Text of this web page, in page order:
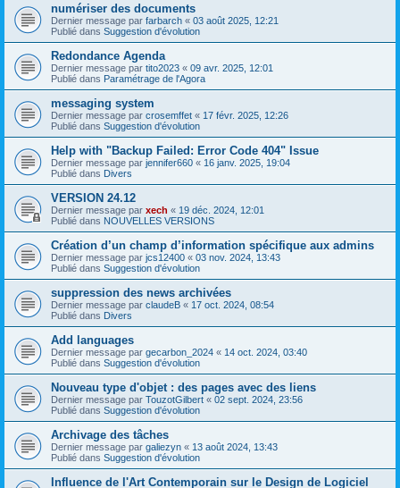
numériser des documents
Dernier message par farbarch « 03 août 2025, 12:21
Publié dans Suggestion d'évolution
Redondance Agenda
Dernier message par tito2023 « 09 avr. 2025, 12:01
Publié dans Paramétrage de l'Agora
messaging system
Dernier message par crosemffet « 17 févr. 2025, 12:26
Publié dans Suggestion d'évolution
Help with "Backup Failed: Error Code 404" Issue
Dernier message par jennifer660 « 16 janv. 2025, 19:04
Publié dans Divers
VERSION 24.12
Dernier message par xech « 19 déc. 2024, 12:01
Publié dans NOUVELLES VERSIONS
Création d’un champ d’information spécifique aux admins
Dernier message par jcs12400 « 03 nov. 2024, 13:43
Publié dans Suggestion d'évolution
suppression des news archivées
Dernier message par claudeB « 17 oct. 2024, 08:54
Publié dans Divers
Add languages
Dernier message par gecarbon_2024 « 14 oct. 2024, 03:40
Publié dans Suggestion d'évolution
Nouveau type d'objet : des pages avec des liens
Dernier message par TouzotGilbert « 02 sept. 2024, 23:56
Publié dans Suggestion d'évolution
Archivage des tâches
Dernier message par galiezyn « 13 août 2024, 13:43
Publié dans Suggestion d'évolution
Influence de l'Art Contemporain sur le Design de Logiciel